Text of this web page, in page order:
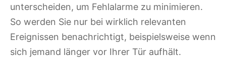
unterscheiden, um Fehlalarme zu minimieren.
So werden Sie nur bei wirklich relevanten
Ereignissen benachrichtigt, beispielsweise wenn
sich jemand länger vor Ihrer Tür aufhält.